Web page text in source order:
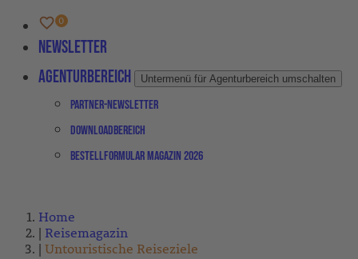
Newsletter
Agenturbereich
Untermenü für Agenturbereich umschalten
Partner-Newsletter
Downloadbereich
Bestellformular Magazin 2026
Home
Reisemagazin
Untouristische Reiseziele